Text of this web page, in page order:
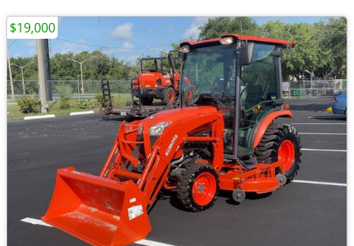
$19,000